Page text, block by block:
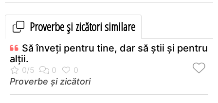
Proverbe și zicători similare
Să înveţi pentru tine, dar să ştii şi pentru
alţii.
Proverbe și zicători